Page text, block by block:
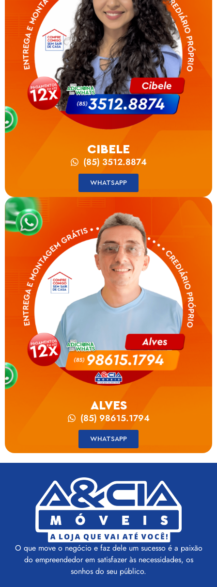
CIBELE
(85) 3512.8874
WHATSAPP
ALVES
(85) 98615.1794
WHATSAPP
O que move o negócio e faz dele um sucesso é a paixão
do empreendedor em satisfazer às necessidades, os
sonhos do seu público.